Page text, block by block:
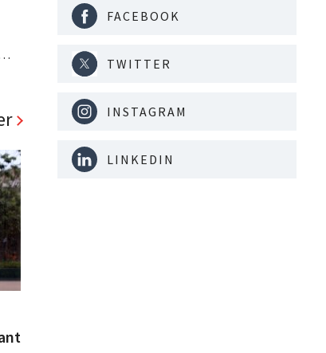
FACEBOOK
TWITTER
INSTAGRAM
LINKEDIN